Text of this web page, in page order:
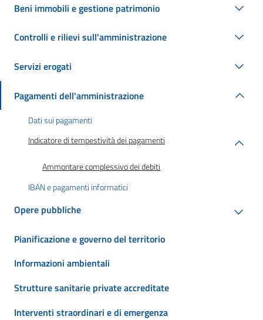
Beni immobili e gestione patrimonio
Controlli e rilievi sull'amministrazione
Servizi erogati
Pagamenti dell'amministrazione
Dati sui pagamenti
Indicatore di tempestività dei pagamenti
Ammontare complessivo dei debiti
IBAN e pagamenti informatici
Opere pubbliche
Pianificazione e governo del territorio
Informazioni ambientali
Strutture sanitarie private accreditate
Interventi straordinari e di emergenza